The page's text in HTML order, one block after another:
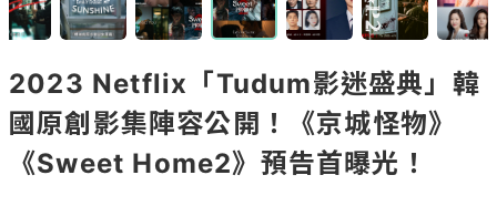
Netflix近幾年致力產出許多原創影集，這些作品也只
會在Netflix獨家播出，也近年來也都誕生許多風靡全
球的話題原創影集，隨著《魷魚遊戲》《殭屍校園》
《黑暗榮耀》等劇的熱播，更是引起大家熬夜追劇，
一上線創下破億觀看數，創下超驚人成績，更刷新